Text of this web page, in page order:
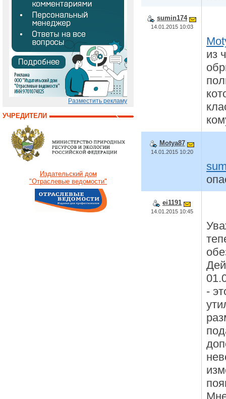
Разместить рекламу
УЧРЕДИТЕЛИ
Издательский дом
"Отраслевые ведомости"
sumin174
14.01.2015 10:03
из
Motya87
14.01.2015 10:20
ei1191
14.01.2015 10:45
-